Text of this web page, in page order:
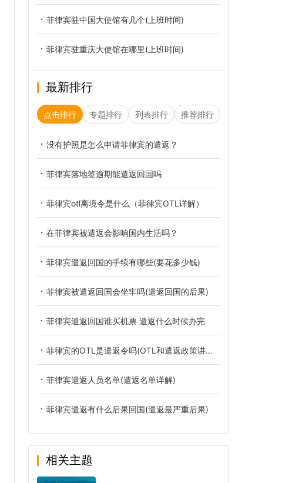
菲律宾驻中国大使馆有几个(上班时间)
菲律宾驻重庆大使馆在哪里(上班时间)
最新排行
点击排行 专题排行 列表排行 推荐排行
没有护照是怎么申请菲律宾的遣返？
菲律宾落地签逾期能遣返回国吗
菲律宾otl离境令是什么（菲律宾OTL详解）
在菲律宾被遣返会影响国内生活吗？
菲律宾遣返回国的手续有哪些(要花多少钱)
菲律宾被遣返回国会坐牢吗(遣返回国的后果)
菲律宾遣返回国谁买机票 遣返什么时候办完
菲律宾的OTL是遣返令吗(OTL和遣返政策讲解）
菲律宾遣返人员名单(遣返名单详解)
菲律宾遣返有什么后果回国(遣返最严重后果)
相关主题